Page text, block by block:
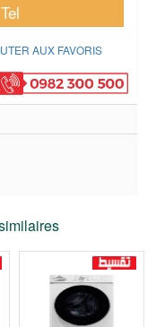
AUX FAVORIS